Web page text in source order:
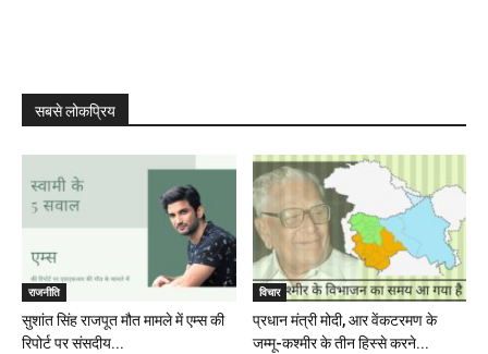
सबसे लोकप्रिय
राजनीति
सुशांत सिंह राजपूत मौत मामले में एम्स की
रिपोर्ट पर संसदीय...
विचार
प्रधान मंत्री मोदी, आर वेंकटरमण के
जम्मू-कश्मीर के तीन हिस्से करने...